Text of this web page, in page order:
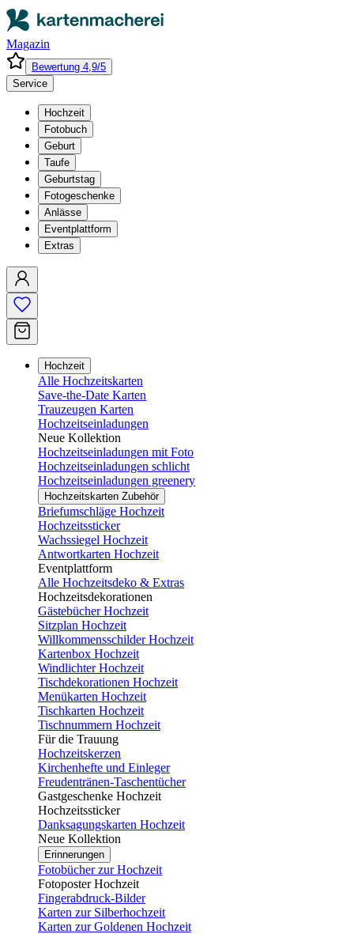
Magazin
Bewertung 4,9/5
Service
Hochzeit
Fotobuch
Geburt
Taufe
Geburtstag
Fotogeschenke
Anlässe
Eventplattform
Extras
Hochzeit
Alle Hochzeitskarten
Save-the-Date Karten
Trauzeugen Karten
Hochzeitseinladungen
Neue Kollektion
Hochzeitseinladungen mit Foto
Hochzeitseinladungen schlicht
Hochzeitseinladungen greenery
Hochzeitskarten Zubehör
Briefumschläge Hochzeit
Hochzeitssticker
Wachssiegel Hochzeit
Antwortkarten Hochzeit
Eventplattform
Alle Hochzeitsdeko & Extras
Hochzeitsdekorationen
Gästebücher Hochzeit
Sitzplan Hochzeit
Willkommensschilder Hochzeit
Kartenbox Hochzeit
Windlichter Hochzeit
Tischdekorationen Hochzeit
Menükarten Hochzeit
Tischkarten Hochzeit
Tischnummern Hochzeit
Für die Trauung
Hochzeitskerzen
Kirchenhefte und Einleger
Freudentränen-Taschentücher
Gastgeschenke Hochzeit
Hochzeitssticker
Danksagungskarten Hochzeit
Neue Kollektion
Erinnerungen
Fotobücher zur Hochzeit
Fotoposter Hochzeit
Fingerabdruck-Bilder
Karten zur Silberhochzeit
Karten zur Goldenen Hochzeit